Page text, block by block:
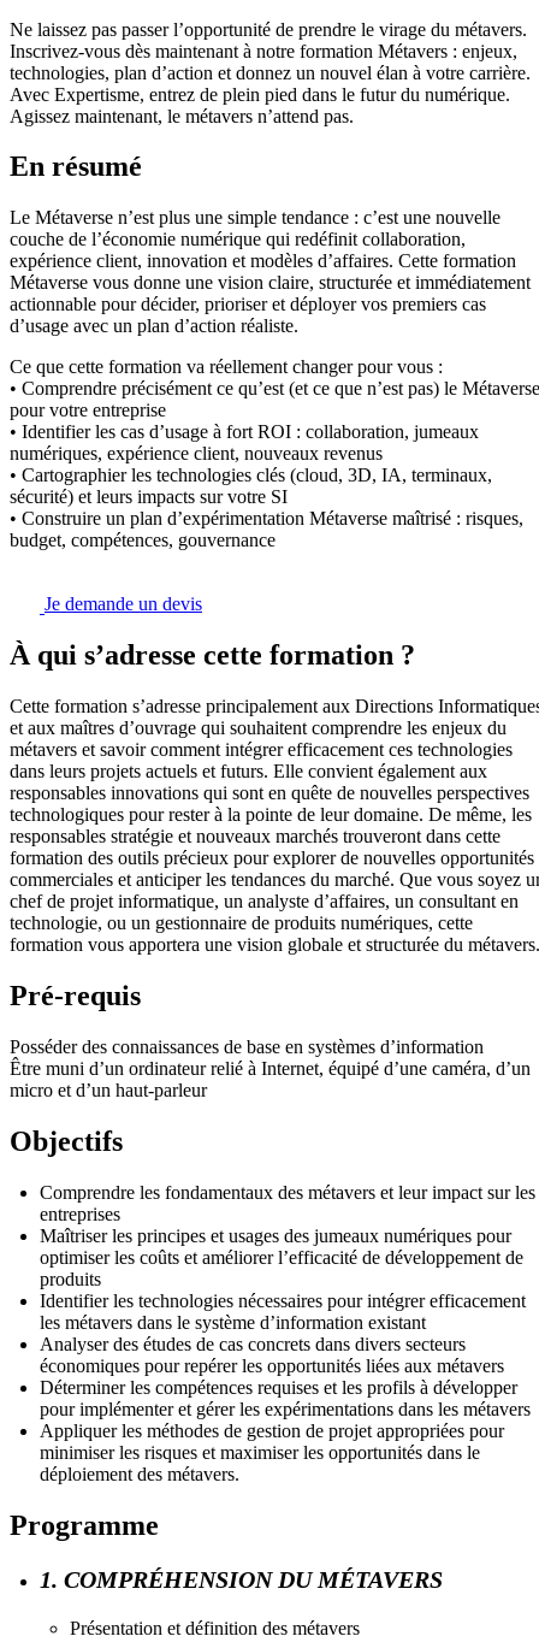
Ne laissez pas passer l’opportunité de prendre le virage du métavers.
Inscrivez-vous dès maintenant à notre formation Métavers : enjeux,
technologies, plan d’action et donnez un nouvel élan à votre carrière.
Avec Expertisme, entrez de plein pied dans le futur du numérique.
Agissez maintenant, le métavers n’attend pas.
En résumé
Le Métaverse n’est plus une simple tendance : c’est une nouvelle
couche de l’économie numérique qui redéfinit collaboration,
expérience client, innovation et modèles d’affaires. Cette formation
Métaverse vous donne une vision claire, structurée et immédiatement
actionnable pour décider, prioriser et déployer vos premiers cas
d’usage avec un plan d’action réaliste.
Ce que cette formation va réellement changer pour vous :
• Comprendre précisément ce qu’est (et ce que n’est pas) le Métaverse
pour votre entreprise
• Identifier les cas d’usage à fort ROI : collaboration, jumeaux
numériques, expérience client, nouveaux revenus
• Cartographier les technologies clés (cloud, 3D, IA, terminaux,
sécurité) et leurs impacts sur votre SI
• Construire un plan d’expérimentation Métaverse maîtrisé : risques,
budget, compétences, gouvernance
Je demande un devis
À qui s’adresse cette formation ?
Cette formation s’adresse principalement aux Directions
et aux maîtres d’ouvrage qui souhaitent comprendre les enjeux du
métavers et savoir comment intégrer efficacement ces technologies
dans leurs projets actuels et futurs. Elle convient également aux
responsables innovations qui sont en quête de nouvelles perspectives
technologiques pour rester à la pointe de leur domaine. De même, les
responsables stratégie et nouveaux marchés trouveront dans cette
formation des outils précieux pour explorer de nouvelles opportunités
commerciales et anticiper les tendances du marché. Que vous soyez
chef de projet informatique, un analyste d’affaires, un consultant en
technologie, ou un gestionnaire de produits numériques, cette
formation vous apportera une vision globale et structurée du métavers.
Pré-requis
Posséder des connaissances de base en systèmes d’information
Être muni d’un ordinateur relié à Internet, équipé d’une caméra, d’un
micro et d’un haut-parleur
Objectifs
Comprendre les fondamentaux des métavers et leur impact sur les
entreprises
Maîtriser les principes et usages des jumeaux numériques pour
optimiser les coûts et améliorer l’efficacité de développement de
produits
Identifier les technologies nécessaires pour intégrer efficacement
les métavers dans le système d’information existant
Analyser des études de cas concrets dans divers secteurs
économiques pour repérer les opportunités liées aux métavers
Déterminer les compétences requises et les profils à développer
pour implémenter et gérer les expérimentations dans les métavers
Appliquer les méthodes de gestion de projet appropriées pour
minimiser les risques et maximiser les opportunités dans le
déploiement des métavers.
Programme
1. COMPRÉHENSION DU MÉTAVERS
Présentation et définition des métavers